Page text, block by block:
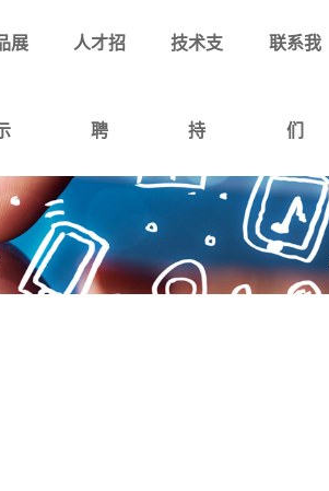
展 人才招
聘
技术支
持
联系我
们